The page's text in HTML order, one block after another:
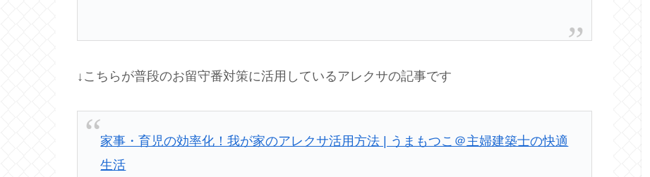
↓こちらが普段のお留守番対策に活用しているアレクサの記事です
家事・育児の効率化！我が家のアレクサ活用方法 | うまもつこ＠主婦建築士の快適
生活